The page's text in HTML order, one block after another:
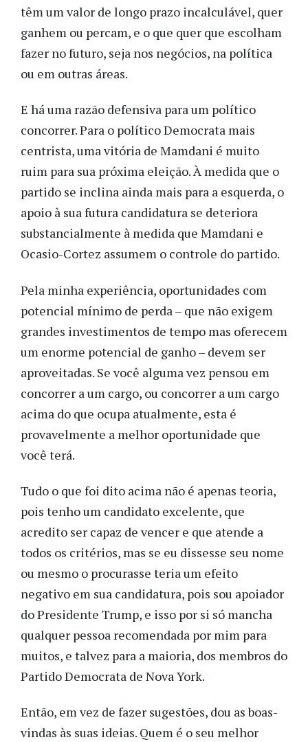
têm um valor de longo prazo incalculável, quer
ganhem ou percam, e o que quer que escolham
fazer no futuro, seja nos negócios, na política
ou em outras áreas.
E há uma razão defensiva para um político
concorrer. Para o político Democrata mais
centrista, uma vitória de Mamdani é muito
ruim para sua próxima eleição. À medida que o
partido se inclina ainda mais para a esquerda, o
apoio à sua futura candidatura se deteriora
substancialmente à medida que Mamdani e
Ocasio-Cortez assumem o controle do partido.
Pela minha experiência, oportunidades com
potencial mínimo de perda – que não exigem
grandes investimentos de tempo mas oferecem
um enorme potencial de ganho – devem ser
aproveitadas. Se você alguma vez pensou em
concorrer a um cargo, ou concorrer a um cargo
acima do que ocupa atualmente, esta é
provavelmente a melhor oportunidade que
você terá.
Tudo o que foi dito acima não é apenas teoria,
pois tenho um candidato excelente, que
acredito ser capaz de vencer e que atende a
todos os critérios, mas se eu dissesse seu nome
ou mesmo o procurasse teria um efeito
negativo em sua candidatura, pois sou apoiador
do Presidente Trump, e isso por si só mancha
qualquer pessoa recomendada por mim para
muitos, e talvez para a maioria, dos membros do
Partido Democrata de Nova York.
Então, em vez de fazer sugestões, dou as boas-
vindas às suas ideias. Quem é o seu melhor